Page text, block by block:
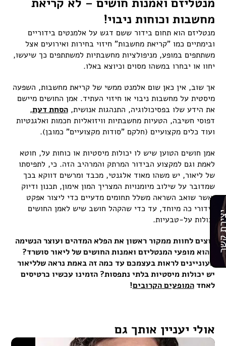
מחשבות וכוחות ניבוי!
מנטליזם הוא תחום בידור ששם דגש על אלמנטים בידוריים
ובימתיים כמו "קריאת מחשבות" חיזוי בחירות ואירועים אצל
משתתפים במופע, מניפולציות מחשבתיות למשתתפים כך שיעשו,
יחוו או יבחרו במשהו מסוים וכיוצא באלו.
אך שוב, אין כאן שום אלמנט ממשי של קריאת מחשבות, השפעה
מיסטית על מחשבות ניבוי או חיזוי העתיד. אמן החושים מיישם
את הידע שלו בפסיכולוגיה, התנהגות אנושית,הסחת דעת,
דפוסי חשיבה, הטעיות מחשבתיות וויזואליות חכמות ואלגנטיות
ועוד כלים מקצועיים (חלקם "סודות מקצועיים" כמובן).
אמן חושים הטוען שיש לו יכולות מיסטיות או כוחות על, חוטא
לאמת וגם למקצוע הבידור המרתק והמרהיב הזה. כי, לתפיסתו
של ליאור, יש משהו מאוד אלגנטי, מכבד ומרשים דווקא בכך
שמדובר על שילוב מיומנויות המצריך המון אימון, תכנון ודיוק
ואשר שואב השראה משלל תחומים מדעיים כדי ליצור אפקט
בידורי כה מיוחד, עד כדי שהקהל חושב שיש לאמן החושים
יכולות על-טבעיות.
רוצים לחוות ממקור ראשון את הפלא המדהים ועוצר הנשימה
שהוא מופעי המנטליזם ואמנות החושים של ליאור סושרד?
מעוניינים לראות בעצמכם עד כמה זה באמת נראה שלליאור
יש יכולות מיסטיות בלתי נתפסות? הזמינו עכשיו כרטיסים
לאחדהמופעים הקרובים!
אולי יעניין אותך גם
קשר